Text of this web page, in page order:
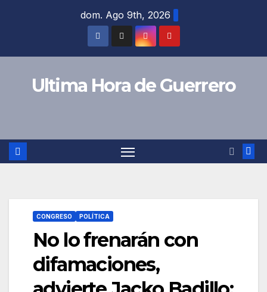
dom. Ago 9th, 2026
Ultima Hora de Guerrero
CONGRESO POLÍTICA
No lo frenarán con
difamaciones,